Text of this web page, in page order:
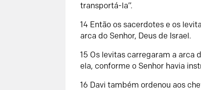
transportá-la”.
14 Então os sacerdotes e os
arca do Senhor, Deus de Israel.
15 Os levitas carregaram a arca
ela, conforme o Senhor havia
16 Davi também ordenou aos